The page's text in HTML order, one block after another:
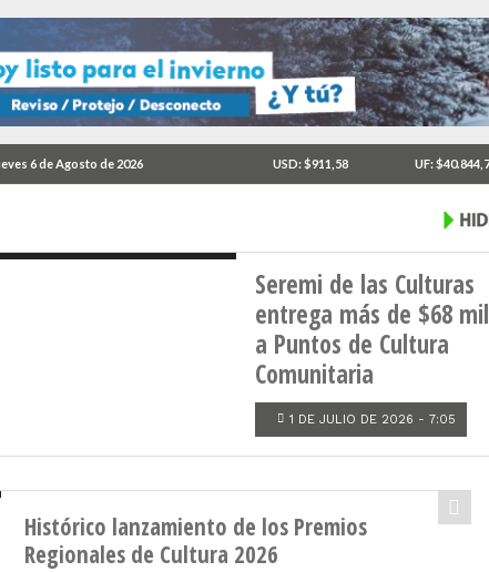
6 de Agosto de 2026 USD: $911,58 UF:
Seremi de las Culturas
entrega más de $68
a Puntos de Cultura
Comunitaria
1 DE JULIO DE 2026 - 7:05
Histórico lanzamiento de los Premios
Regionales de Cultura 2026